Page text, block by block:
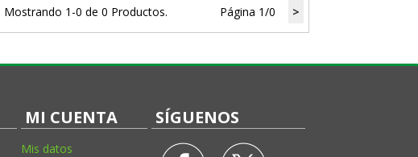
Mostrando 1-0 de 0 Productos. Página 1/0 >
MI CUENTA
Mis datos
SÍGUENOS